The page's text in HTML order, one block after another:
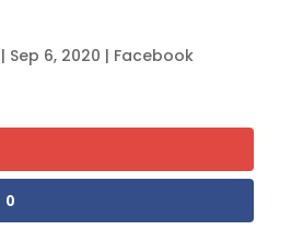
| Sep 6, 2020 | Facebook
0